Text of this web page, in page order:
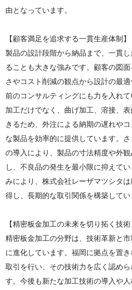
由となっています。
【顧客満足を追求する一貫生産体制】
製品の設計段階から納品まで、一貫
ることも大きな強みです。顧客の図
さやコスト削減の観点から設計の最
前のコンサルティングにも力を入れ
加工だけでなく、曲げ加工、溶接、
きるため、外注による納期の遅れや
な製品を効率的に提供しています。
の導入により、製品の寸法精度や外
し、不良品の発生を最小限に抑えて
みにより、株式会社レーザマツシタ
得し、長期的な取引関係を構築してい
【精密板金加工の未来を切り拓く技術
精密板金加工の分野は、技術革新と
に進化しています。福岡に拠点を置
取引を行い、その技術力を広く認め
す。今後も新たな加工技術の導入や